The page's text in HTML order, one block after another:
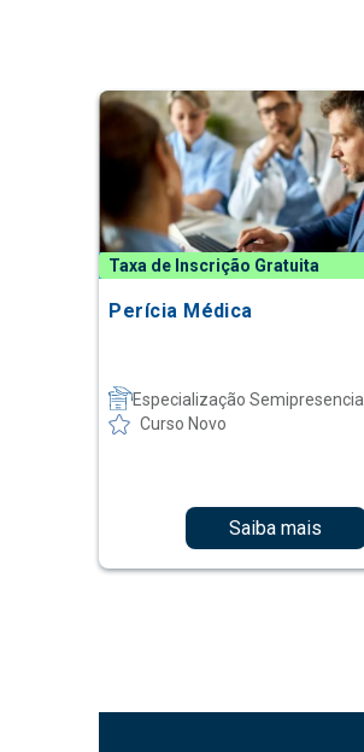
Taxa de Inscrição Gratuita
Perícia Médica
Especialização Semipresencial
Curso Novo
Saiba mais